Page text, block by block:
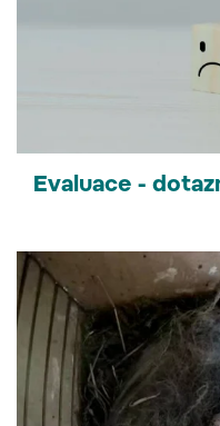
Evaluace -